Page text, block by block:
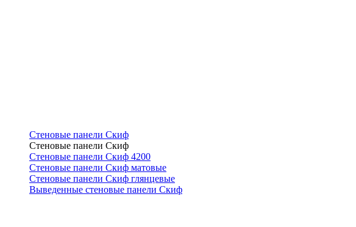
Стеновые панели Скиф
Стеновые панели Скиф
Стеновые панели Скиф 4200
Стеновые панели Скиф матовые
Стеновые панели Скиф глянцевые
Выведенные стеновые панели Скиф